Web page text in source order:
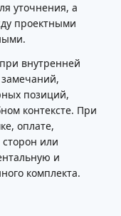
уточнения, а
проектными
внутренней
замечаний,
позиций,
контексте. При
оплате,
или
и
комплекта.